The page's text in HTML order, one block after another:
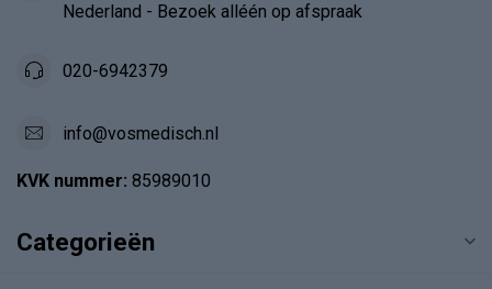
Nederland - Bezoek alléén op afspraak
020-6942379
info@vosmedisch.nl
KVK nummer: 85989010
Categorieën